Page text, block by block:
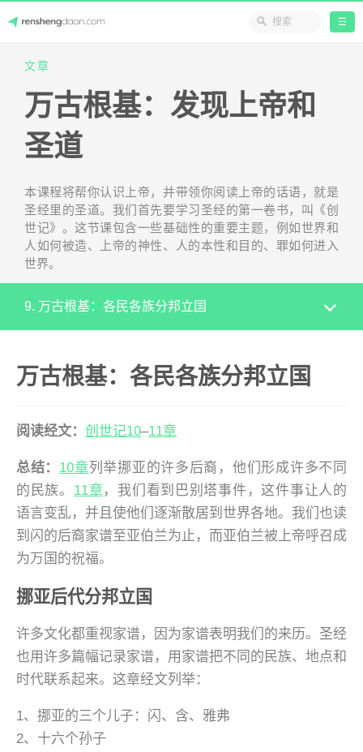
content
人生答案
☰
文章
万古根基：发现上帝和
圣道
本课程将帮你认识上帝，并带领你阅读上帝的话语，就是
圣经里的圣道。我们首先要学习圣经的第一卷书，叫《创
世记》。这节课包含一些基础性的重要主题，例如世界和
人如何被造、上帝的神性、人的本性和目的、罪如何进入
世界。
9. 万古根基：各民各族分邦立国
万古根基：各民各族分邦立国
阅读经文： 创世记10–11章
总结： 10章列举挪亚的许多后裔，他们形成许多不同
的民族。 11章，我们看到巴别塔事件，这件事让人的
语言变乱，并且使他们逐渐散居到世界各地。我们也读
到闪的后裔家谱至亚伯兰为止，而亚伯兰被上帝呼召成
为万国的祝福。
挪亚后代分邦立国
许多文化都重视家谱，因为家谱表明我们的来历。圣经
也用许多篇幅记录家谱，用家谱把不同的民族、地点和
时代联系起来。这章经文列举：
1、挪亚的三个儿子：闪、含、雅弗
2、十六个孙子